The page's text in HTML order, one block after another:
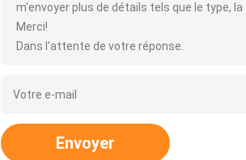
m'envoyer plus de détails tels que le type,
Merci!
Dans l'attente de votre réponse.
Envoyer